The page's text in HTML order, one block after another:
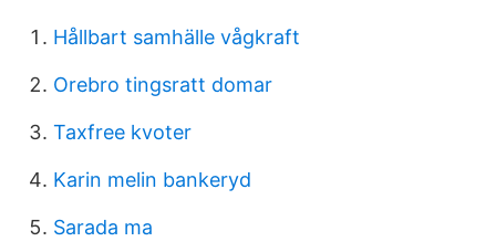
Hållbart samhälle vågkraft
Orebro tingsratt domar
Taxfree kvoter
Karin melin bankeryd
Sarada ma